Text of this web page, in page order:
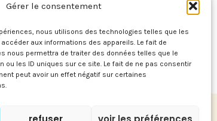
Gérer le consentement
nous utilisons des technologies telles que les
aux informations des appareils. Le fait de
nous permettra de traiter des données telles que le
ou les ID uniques sur ce site. Le fait de ne pas consentir
peut avoir un effet négatif sur certaines